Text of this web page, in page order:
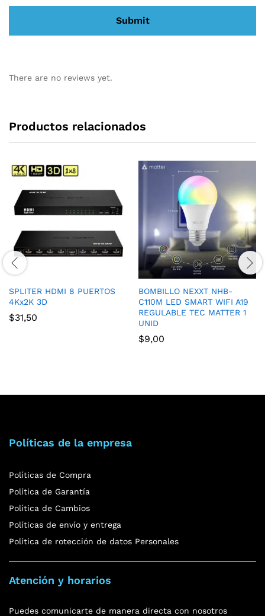
There are no reviews yet.
Productos relacionados
SPLITER HDMI 8 PUERTOS
4Kx2K 3D
$31,50
BOMBILLO NEXXT NHB-
C110M LED SMART WIFI A19
REGULABLE TEC MATTER 1
UNID
$9,00
Políticas de la empresa
Políticas de Compra
Política de Garantía
Política de Cambios
Políticas de envío y entrega
Política de rotección de datos Personales
Atención y horarios
Puedes comunicarte de manera directa con nosotros